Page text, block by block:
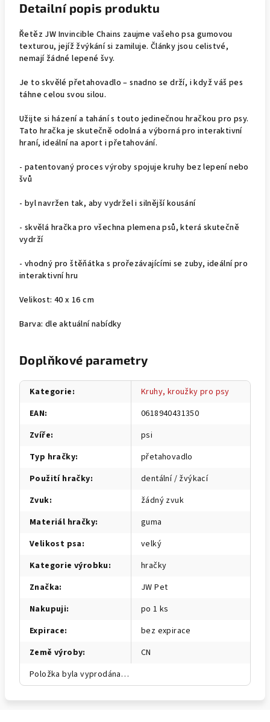
Detailní popis produktu
Řetěz JW Invincible Chains zaujme vašeho psa gumovou
texturou, jejíž žvýkání si zamiluje. Články jsou celistvé,
nemají žádné lepené švy.
Je to skvělé přetahovadlo – snadno se drží, i když váš pes
táhne celou svou silou.
Užijte si házení a tahání s touto jedinečnou hračkou pro psy.
Tato hračka je skutečně odolná a výborná pro interaktivní
hraní, ideální na aport i přetahování.
- patentovaný proces výroby spojuje kruhy bez lepení nebo
švů
- byl navržen tak, aby vydržel i silnější kousání
- skvělá hračka pro všechna plemena psů, která skutečně
vydrží
- vhodný pro štěňátka s prořezávajícími se zuby, ideální pro
interaktivní hru
Velikost: 40 x 16 cm
Barva: dle aktuální nabídky
Doplňkové parametry
Kategorie:
Kruhy, kroužky pro psy
EAN:
0618940431350
Zvíře:
psi
Typ hračky:
přetahovadlo
Použití hračky:
dentální / žvýkací
Zvuk:
žádný zvuk
Materiál hračky:
guma
Velikost psa:
velký
Kategorie výrobku:
hračky
Značka:
JW Pet
Nakupuji:
po 1 ks
Expirace:
bez expirace
Země výroby:
CN
Položka byla vyprodána…